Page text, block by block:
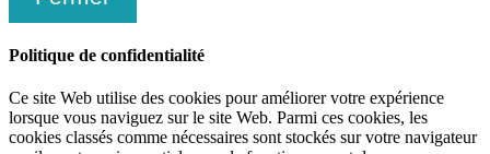
Politique de confidentialité
Ce site Web utilise des cookies pour améliorer votre expérience
lorsque vous naviguez sur le site Web. Parmi ces cookies, les
cookies classés comme nécessaires sont stockés sur votre navigateur